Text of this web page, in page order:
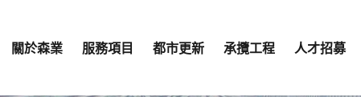
關於森業 服務項目 都市更新 承攬工程 人才招募